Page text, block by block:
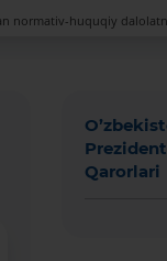
normativ-huquqiy
Qarorlari